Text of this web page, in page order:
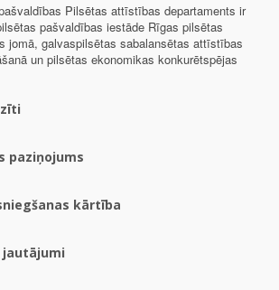
Pilsētas attīstības departaments ir
pašvaldības iestāde Rīgas pilsētas
jomā, galvaspilsētas sabalansētas attīstības
un pilsētas ekonomikas konkurētspējas
paziņojums
kārtība
jautājumi